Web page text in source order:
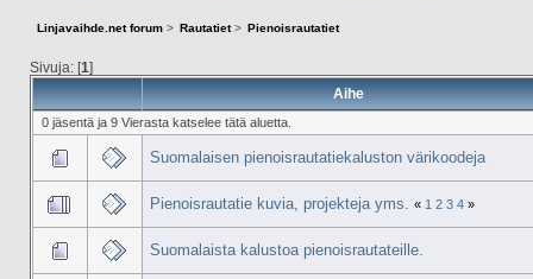
Linjavaihde.net forum> Rautatiet> Pienoisrautatiet
Sivuja: [1]
Aihe
0 jäsentä ja 9 Vierasta katselee tätä aluetta.
Suomalaisen pienoisrautatiekaluston värikoodeja
Pienoisrautatie kuvia, projekteja yms. « 1 2 3 4»
Suomalaista kalustoa pienoisrautateille.